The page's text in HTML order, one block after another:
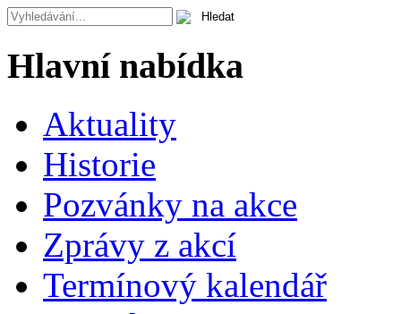
Hlavní nabídka
Aktuality
Historie
Pozvánky na akce
Zprávy z akcí
Termínový kalendář